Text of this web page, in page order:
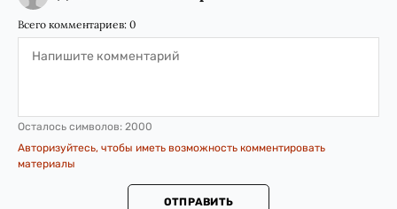
Всего комментариев: 0
Осталось символов: 2000
Авторизуйтесь, чтобы иметь возможность комментировать
материалы
ОТПРАВИТЬ